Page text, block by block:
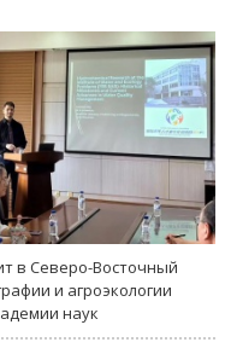
в Северо-Восточный
и агроэкологии
наук